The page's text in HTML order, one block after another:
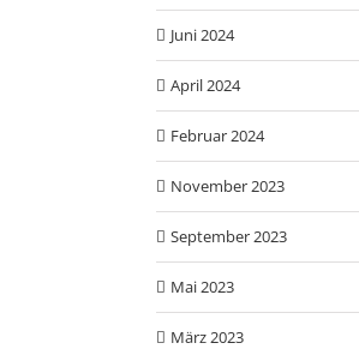
Juni 2024
April 2024
Februar 2024
November 2023
September 2023
Mai 2023
März 2023